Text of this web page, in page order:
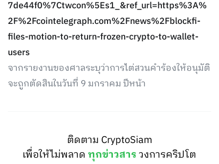
7de44f0%7Ctwcon%5Es1_&ref_url=https%3A%
2F%2Fcointelegraph.com%2Fnews%2Fblockfi-
files-motion-to-return-frozen-crypto-to-wallet-
users
จากรายงานของศาลระบุว่าการไต่สวนคำร้องให้อนุมัติ
จะถูกตัดสินในวันที่ 9 มกราคม ปีหน้า
ติดตาม CryptoSiam
เพื่อให้ไม่พลาดทุกข่าวสารวงการคริปโต